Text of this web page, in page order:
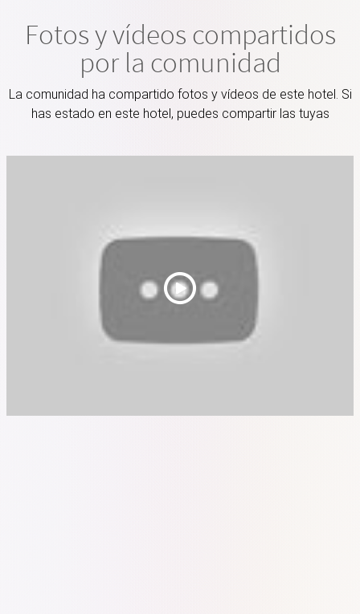
Fotos y vídeos compartidos
por la comunidad
La comunidad ha compartido fotos y vídeos de este hotel. Si
has estado en este hotel, puedes compartir las tuyas